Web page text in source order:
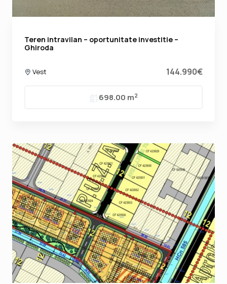
Teren intravilan – oportunitate investitie –
Ghiroda
Vest 144.990€
698.00 m2